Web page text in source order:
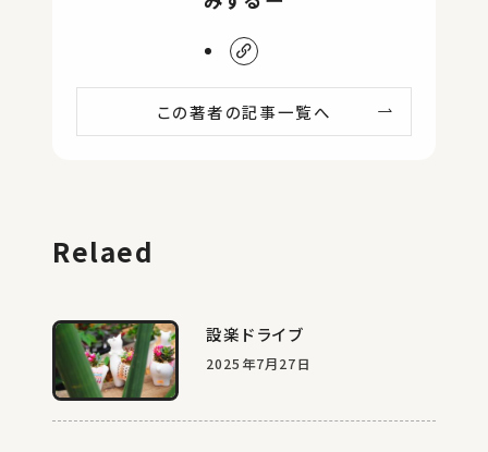
この著者の記事一覧へ
Relaed
設楽ドライブ
2025年7月27日